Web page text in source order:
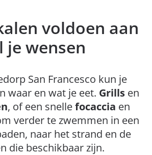
voldoen aan
je wensen
San Francesco kun je
waar en wat je eet. Grills en
, of een snellefocaccia en
verder te zwemmen in een
naar het strand en de
die beschikbaar zijn.